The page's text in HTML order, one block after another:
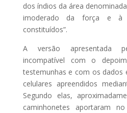
dos índios da área denominada
imoderado da força e à
constituídos”.
A versão apresentada
incompatível com o
testemunhas e com os dados
celulares apreendidos
Segundo elas,
caminhonetes aportaram